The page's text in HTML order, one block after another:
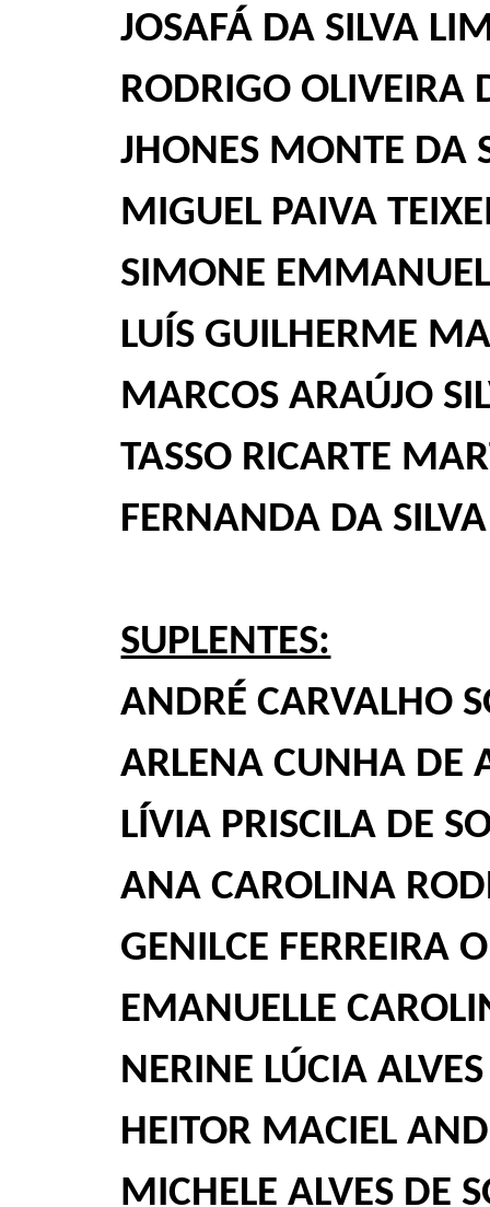
JOSAFÁ DA SILVA
RODRIGO OLIVEIRA
JHONES MONTE DA
MIGUEL PAIVA
SIMONE
LUÍS GUILHERME
MARCOS ARAÚJO
TASSO RICARTE
FERNANDA DA
SUPLENTES:
ANDRÉ CARVALHO
ARLENA CUNHA DE
LÍVIA PRISCILA DE
ANA CAROLINA
GENILCE FERREIRA
EMANUELLE
NERINE LÚCIA
HEITOR MACIEL
MICHELE ALVES DE